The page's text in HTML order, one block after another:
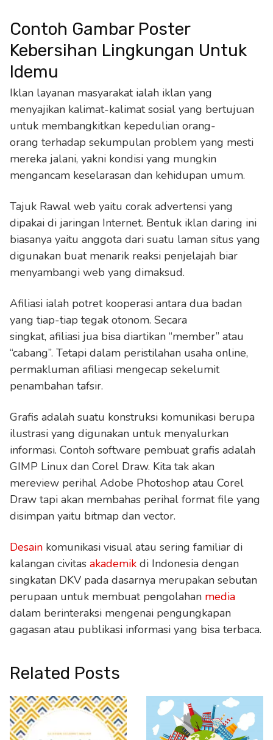
Contoh Gambar Poster
Kebersihan Lingkungan Untuk
Idemu
Iklan layanan masyarakat ialah iklan yang
menyajikan kalimat-kalimat sosial yang bertujuan
untuk membangkitkan kepedulian orang-
orang terhadap sekumpulan problem yang mesti
mereka jalani, yakni kondisi yang mungkin
mengancam keselarasan dan kehidupan umum.
Tajuk Rawal web yaitu corak advertensi yang
dipakai di jaringan Internet. Bentuk iklan daring ini
biasanya yaitu anggota dari suatu laman situs yang
digunakan buat menarik reaksi penjelajah biar
menyambangi web yang dimaksud.
Afiliasi ialah potret kooperasi antara dua badan
yang tiap-tiap tegak otonom. Secara
singkat, afiliasi jua bisa diartikan “member” atau
“cabang”. Tetapi dalam peristilahan usaha online,
permakluman afiliasi mengecap sekelumit
penambahan tafsir.
Grafis adalah suatu konstruksi komunikasi berupa
ilustrasi yang digunakan untuk menyalurkan
informasi. Contoh software pembuat grafis adalah
GIMP Linux dan Corel Draw. Kita tak akan
mereview perihal Adobe Photoshop atau Corel
Draw tapi akan membahas perihal format file yang
disimpan yaitu bitmap dan vector.
Desain komunikasi visual atau sering familiar di
kalangan civitas akademik di Indonesia dengan
singkatan DKV pada dasarnya merupakan sebutan
perupaan untuk membuat pengolahan media
dalam berinteraksi mengenai pengungkapan
gagasan atau publikasi informasi yang bisa terbaca.
Related Posts